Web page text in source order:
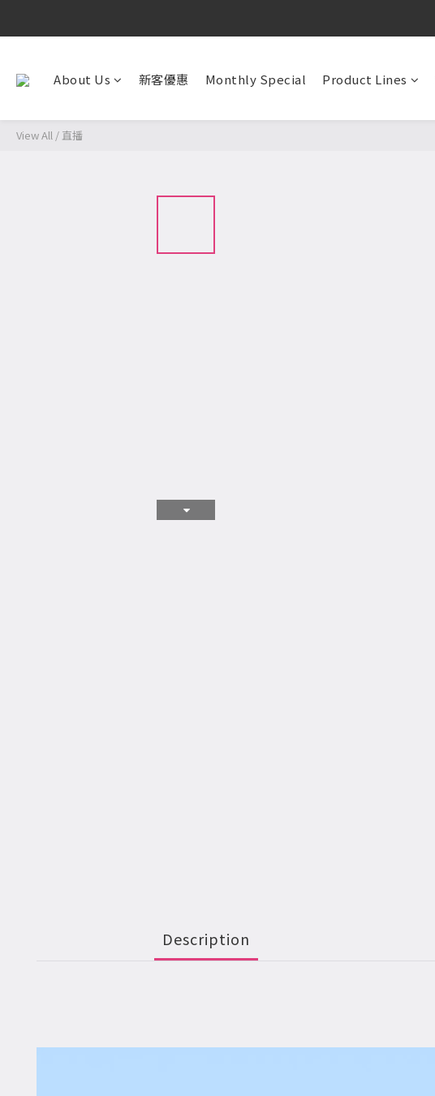
About Us 新客優惠 Monthly Special Product Lines
View All / 直播
Description